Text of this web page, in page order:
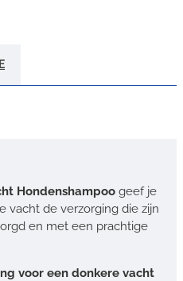
Hondenshampoo geef je
vacht de verzorging die zijn
en met een prachtige
voor een donkere vacht